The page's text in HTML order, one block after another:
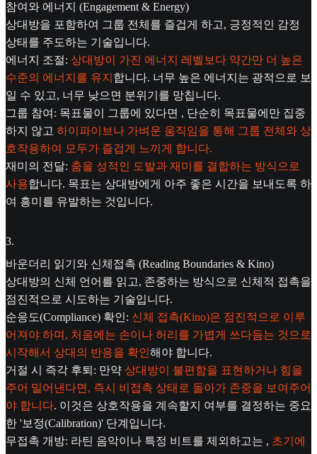
참여와 에너지 (Engagement & Energy)
상대방을 포함하여 그룹 전체를 즐겁게 하고, 긍정적인 감정
상태를 주도하는 기술입니다.
에너지 조절: 상대방이 가진 에너지 레벨보다 약간만 더 높은
수준의 에너지를 유지 합니다. 너무 높은 에너지는 광적으로 보
일 수 있고, 너무 낮으면 분위기를 망칩니다.
그룹 참여: 목표물이 그룹에 있다면 , 단순히 목표물에만 집중
하지 않고 하이파이브나 가벼운 움직임을 통해 그룹 전체와 상
호작용하여 모두가 즐겁게 느끼게 합니다.
재미의 전달: 춤을 성적인 도발과 재미를 결합하는 방식으로
사용합니다. 목표는 상대방에게 아주 좋은 시간을 보내도록 하
여 흥미를 유발하는 것입니다.
3.
바운더리 읽기와 신체접촉 (Reading Boundaries & Kino)
상대방의 신체 언어를 읽고, 존중하는 방식으로 신체적 접촉을
점진적으로 시도하는 기술입니다.
순응도(Compliance) 확인: 신체 접촉(Kino)은 점진적으로 이루
어져야 하며, 처음에는 손이나 허리를 가볍게 쓰다듬는 것으로
시작해서 상대의 반응을 확인해야 합니다.
거절 시 즉각 후퇴: 만약 상대방이 불편함을 표현하거나 힘을
주어 밀어낸다면, 즉시 비접촉 상태로 돌아가 존중을 보여주어
야 합니다. 이것은 상호작용을 계속할지 여부를 결정하는 중요
한 '보정(Calibration)' 단계입니다.
무접촉 개방: 라틴 음악이나 특정 비트를 제외하고는 , 초기에